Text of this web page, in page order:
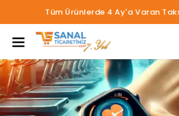
Tüm Ürünlerde 4 Ay'a Varan